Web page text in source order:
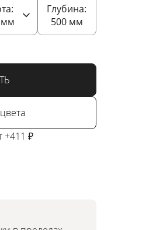
Глубина:
500мм
+411 ₽